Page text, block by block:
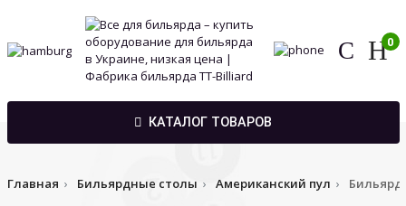
0
КАТАЛОГ ТОВАРОВ
Главная Бильярдные столы Американский пул